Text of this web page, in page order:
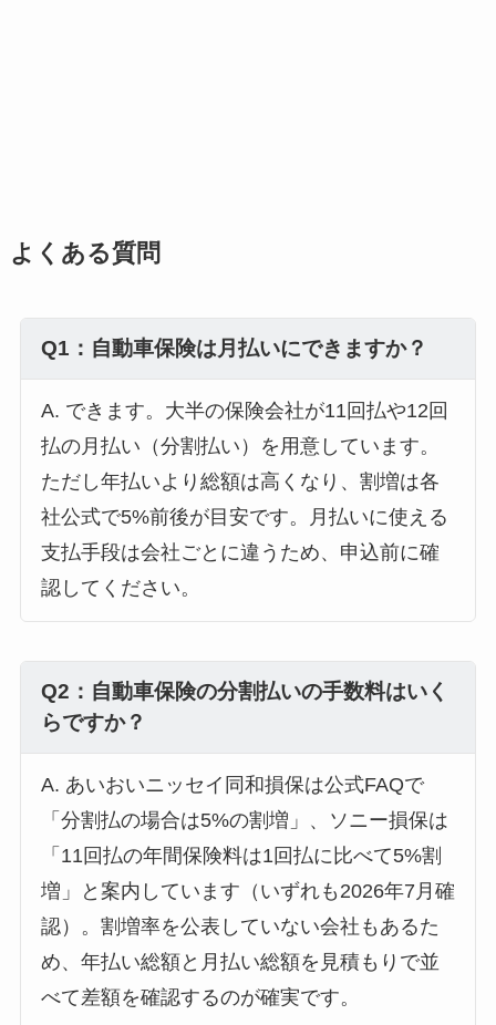
よくある質問
Q1：自動車保険は月払いにできますか？
A. できます。大半の保険会社が11回払や12回
払の月払い（分割払い）を用意しています。
ただし年払いより総額は高くなり、割増は各
社公式で5%前後が目安です。月払いに使える
支払手段は会社ごとに違うため、申込前に確
認してください。
Q2：自動車保険の分割払いの手数料はいく
らですか？
A. あいおいニッセイ同和損保は公式FAQで
「分割払の場合は5%の割増」、ソニー損保は
「11回払の年間保険料は1回払に比べて5%割
増」と案内しています（いずれも2026年7月確
認）。割増率を公表していない会社もあるた
め、年払い総額と月払い総額を見積もりで並
べて差額を確認するのが確実です。